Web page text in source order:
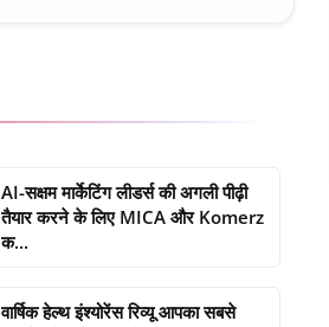
AI-सक्षम मार्केटिंग लीडर्स की अगली पीढ़ी
तैयार करने के लिए MICA और Komerz
क...
वार्षिक हेल्थ इंश्योरेंस रिव्यू आपका सबसे